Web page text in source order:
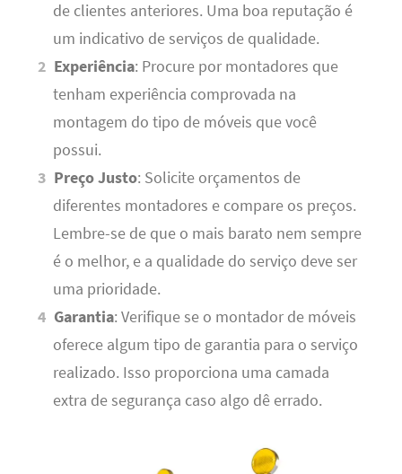
de clientes anteriores. Uma boa reputação é
um indicativo de serviços de qualidade.
Experiência: Procure por montadores que
tenham experiência comprovada na
montagem do tipo de móveis que você
possui.
Preço Justo: Solicite orçamentos de
diferentes montadores e compare os preços.
Lembre-se de que o mais barato nem sempre
é o melhor, e a qualidade do serviço deve ser
uma prioridade.
Garantia: Verifique se o montador de móveis
oferece algum tipo de garantia para o serviço
realizado. Isso proporciona uma camada
extra de segurança caso algo dê errado.